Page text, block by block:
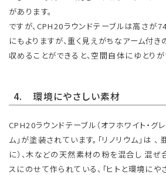
があります。
ですが、CPH20ラウンドテーブルは高さが
にもよりますが、重く見えがちなアーム付
収めることができると、空間自体にゆとりが
4. 環境にやさしい素材
CPH20ラウンドテーブル（オフホワイト・グ
ム」が塗装されています。「リノリウム」は
に）、木などの天然素材の粉を混合し 混
スにのせて作られている、「ヒトと環境にや